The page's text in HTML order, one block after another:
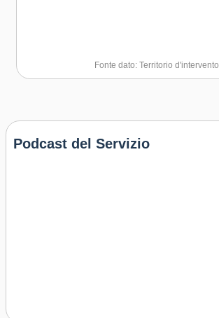
Fonte dato: Territorio d'intervento
Podcast del Servizio